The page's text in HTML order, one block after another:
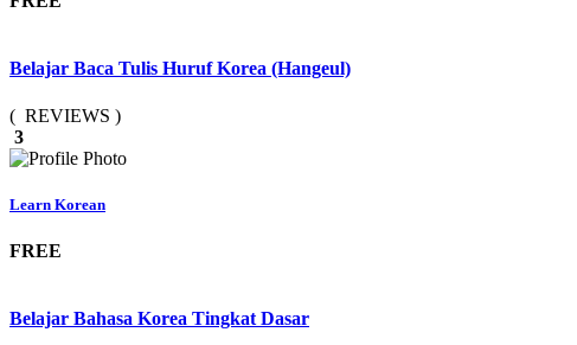
Belajar Baca Tulis Huruf Korea (Hangeul)
( REVIEWS )
3
Learn Korean
FREE
Belajar Bahasa Korea Tingkat Dasar